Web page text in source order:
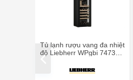
Tủ lạnh rượu vang đa nhiệt
độ Liebherr WPgbi 7473